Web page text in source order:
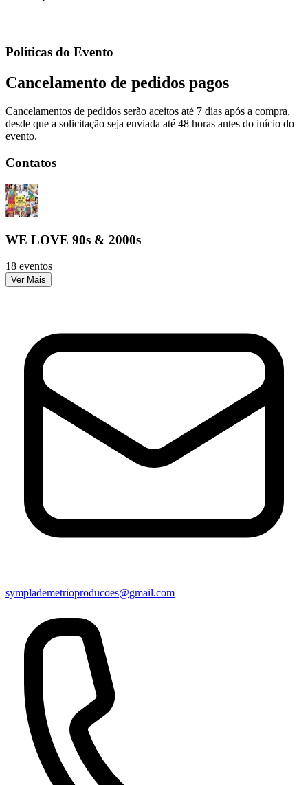
Políticas do Evento
Cancelamento de pedidos pagos
Cancelamentos de pedidos serão aceitos até 7 dias após a compra,
desde que a solicitação seja enviada até 48 horas antes do início do
evento.
Contatos
WE LOVE 90s & 2000s
18 eventos
Ver Mais
symplademetrioproducoes@gmail.com